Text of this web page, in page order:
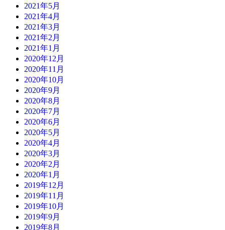
2021年5月
2021年4月
2021年3月
2021年2月
2021年1月
2020年12月
2020年11月
2020年10月
2020年9月
2020年8月
2020年7月
2020年6月
2020年5月
2020年4月
2020年3月
2020年2月
2020年1月
2019年12月
2019年11月
2019年10月
2019年9月
2019年8月